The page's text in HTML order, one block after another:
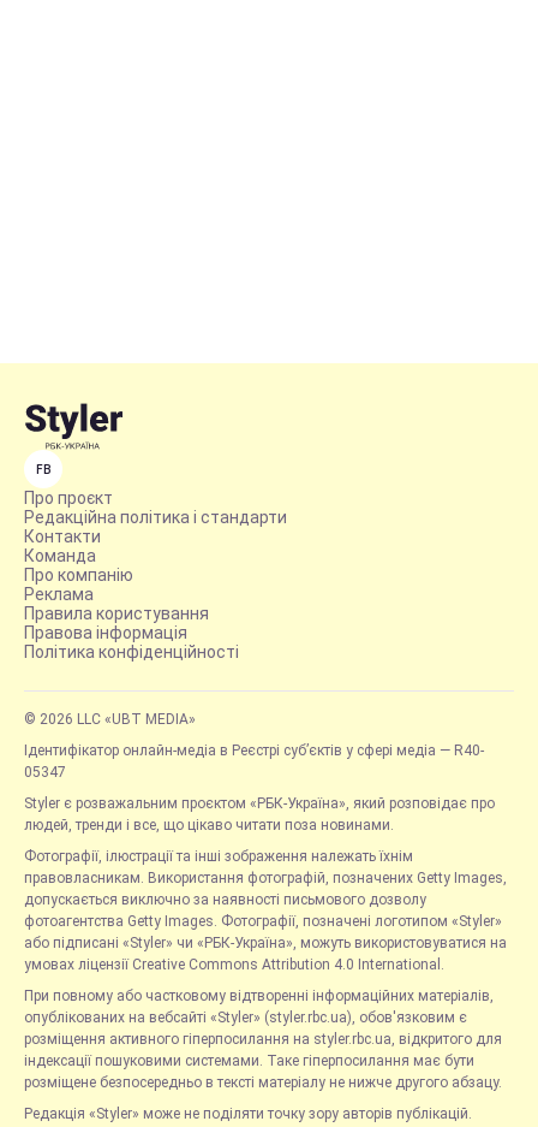
FB
Про проєкт
Редакційна політика і стандарти
Контакти
Команда
Про компанію
Реклама
Правила користування
Правова інформація
Політика конфіденційності
© 2026 LLC «UBT MEDIA»
Ідентифікатор онлайн-медіа в Реєстрі суб’єктів у сфері медіа — R40-
05347
Styler є розважальним проєктом «РБК-Україна», який розповідає про
людей, тренди і все, що цікаво читати поза новинами.
Фотографії, ілюстрації та інші зображення належать їхнім
правовласникам. Використання фотографій, позначених Getty Images,
допускається виключно за наявності письмового дозволу
фотоагентства Getty Images. Фотографії, позначені логотипом «Styler»
або підписані «Styler» чи «РБК-Україна», можуть використовуватися на
умовах ліцензії Creative Commons Attribution 4.0 International.
При повному або частковому відтворенні інформаційних матеріалів,
опублікованих на вебсайті «Styler» (styler.rbc.ua), обов'язковим є
розміщення активного гіперпосилання на styler.rbc.ua, відкритого для
індексації пошуковими системами. Таке гіперпосилання має бути
розміщене безпосередньо в тексті матеріалу не нижче другого абзацу.
Редакція «Styler» може не поділяти точку зору авторів публікацій.